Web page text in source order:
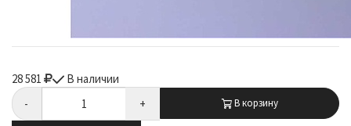
28 581
В наличии
-
+ В корзину